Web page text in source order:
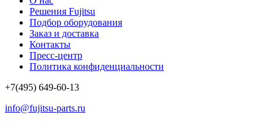
Решения Fujitsu
Подбор оборудования
Заказ и доставка
Контакты
Пресс-центр
Политика конфиденциальности
+7(495) 649-60-13
info@fujitsu-parts.ru